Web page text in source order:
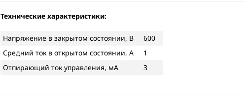
Технические характеристики:
Напряжение в закрытом состоянии, В
600
Средний ток в открытом состоянии, А
1
Отпирающий ток управления, мА
3